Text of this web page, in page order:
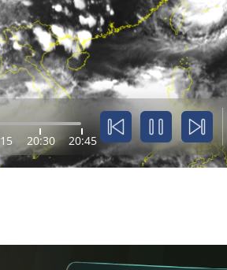
20:30 20:45